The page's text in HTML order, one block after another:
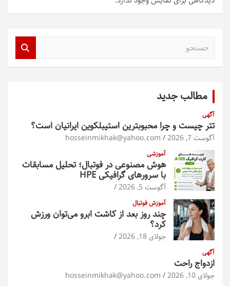
مطالب جدید
آگهی
تتر چیست و چرا محبوبترین استیبلکوین ایرانیان است؟
آگوست 7, 2026 hosseinmikhak@yahoo.com
آموزشی
هوش مصنوعی در فوتبال؛ تحلیل مسابقات
با سرورهای گرافیکی HPE
آگوست 5, 2026
آموزش فوتبال
چند روز بعد از کاشت ابرو می‌توان ورزش
کرد؟
جولای 18, 2026
آگهی
ازدواج راحت
جولای 10, 2026 hosseinmikhak@yahoo.com